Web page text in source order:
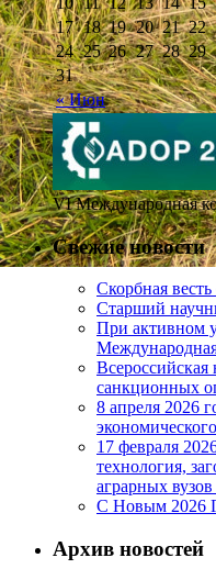
« Июн
17 18 19 20 21 22
24 25 26 27 28 29
31
VI Международная
Свежие новости
Скорбная
Старший
При активном
санкционных
8 апреля 2026
17 февраля
технология,
аграрных
C Новым 2026
Архив новостей